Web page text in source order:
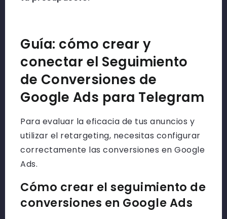
Guía: cómo crear y
conectar el Seguimiento
de Conversiones de
Google Ads para Telegram
Para evaluar la eficacia de tus anuncios y
utilizar el retargeting, necesitas configurar
correctamente las conversiones en Google
Ads.
Cómo crear el seguimiento de
conversiones en Google Ads